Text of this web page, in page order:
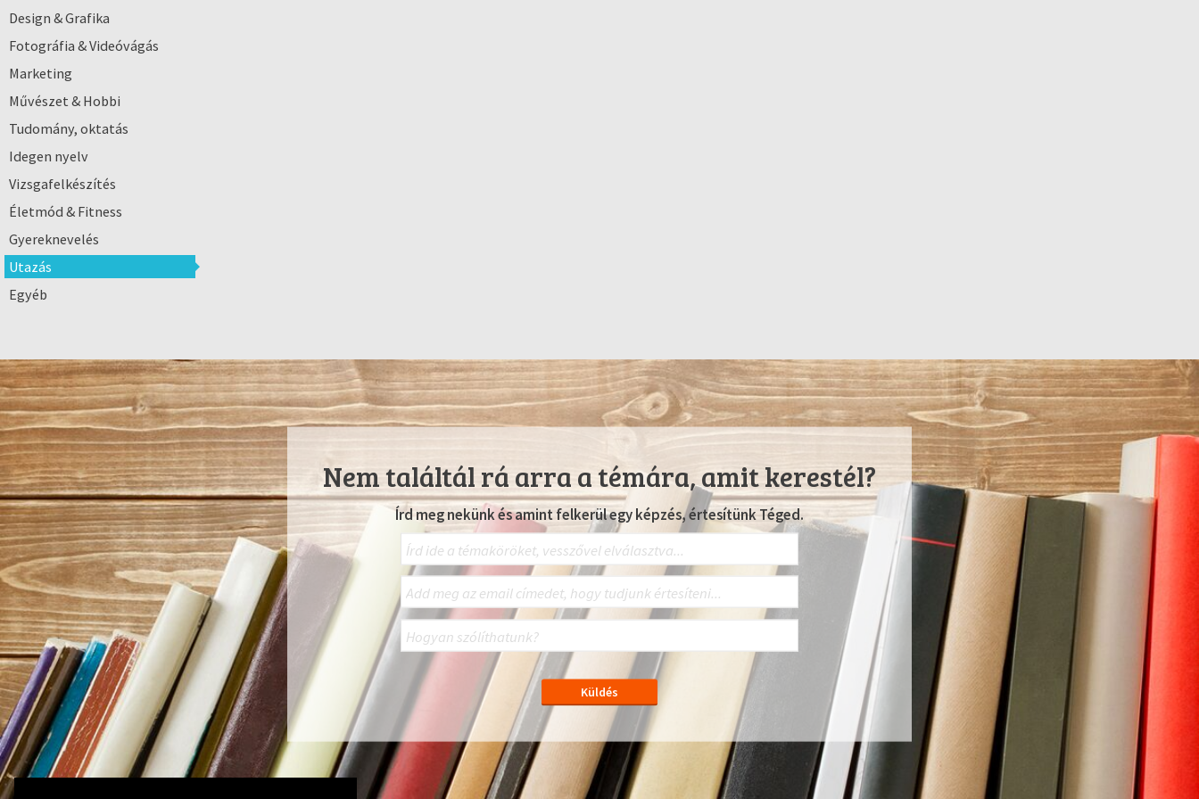
Design & Grafika
Fotográfia & Videóvágás
Marketing
Művészet & Hobbi
Tudomány, oktatás
Idegen nyelv
Vizsgafelkészítés
Életmód & Fitness
Gyereknevelés
Utazás
Egyéb
Nem találtál rá arra a témára, amit kerestél?
Írd meg nekünk és amint felkerül egy képzés, értesítünk Téged.